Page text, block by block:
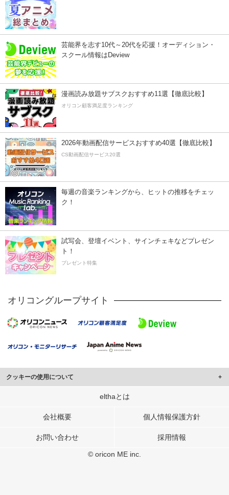
芸能界を志す10代～20代を応援！オーディション・
スクール情報はDeview
漫画読み放題サブスクおすすめ11選【徹底比較】
オリコン顧客満足度ランキング
2026年動画配信サービスおすすめ40選【徹底比較】
CS動画配信サービス20選
毎週の音楽ランキングから、ヒットの推移をチェッ
ク！
試写会、登壇イベント、サインチェキなどプレゼン
ト！
プレゼント特集
オリコングループサイト
クッキーの使用について
このサイトでは Cookie を使用して、ユーザーに合わせたコンテンツや広告の
行っています。
メディアや広告配信、データ解析の各パートナーに提供しています。
elthaとは
会社概要 個人情報保護方針
お問い合わせ 採用情報
© oricon ME inc.